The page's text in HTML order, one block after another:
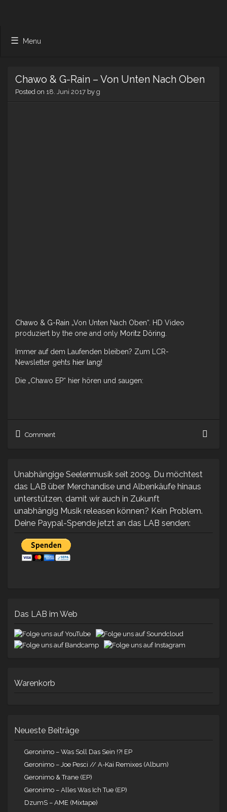
Menu
Chawo & G-Rain – Von Unten Nach Oben
Posted on 18. Juni 2017 by g
Chawo & G-Rain „Von Unten Nach Oben“. HD Video
produziert by the one and only Moritz Döring
Immer auf dem Laufenden bleiben? Zum LCR-
Newsletter gehts hier lang!
Die „Chawo EP“ hier hören und saugen:
Comment
Unabhängige Seelenmusik seit 2009. Du möchtest
das LAB über Merchandise und Albenkäufe hinaus
unterstützen, damit wir auch in Zukunft
unabhängig Musik releasen können? Kein Problem.
Deine Paypal-Spende jetzt an das LAB senden:
Das LAB im Web
Warenkorb
Neueste Beiträge
Geronimo – Was Soll Das Sein !?! EP
Geronimo – Joe Pesci // A-Kai Remixes (Album)
Geronimo & Trane (EP)
Geronimo – Alles Was Ich Tue (EP)
DzumS – AME (Mixtape)